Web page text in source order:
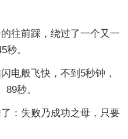
往前踩，绕过了一个又一
秒。
电般飞快，不到5秒钟，
秒。
：失败乃成功之母，只要